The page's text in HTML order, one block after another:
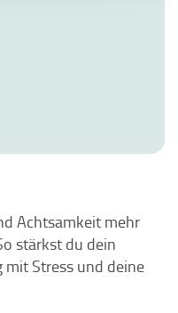
Achtsamkeit mehr
stärkst du dein
Stress und deine